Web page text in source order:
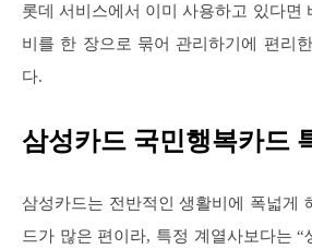
롯데 서비스에서 이미 사용하고 있다면
비를 한 장으로 묶어 관리하기에 편리
다.
삼성카드 국민행복카드
삼성카드는 전반적인 생활비에 폭넓게
드가 많은 편이라, 특정 계열사보다는 “